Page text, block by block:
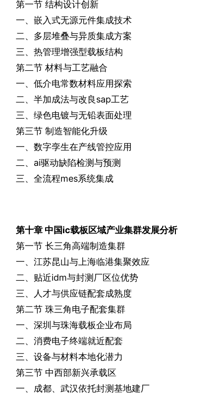
第一节 结构设计创新
一、嵌入式无源元件集成技术
二、多层堆叠与异质集成方案
三、热管理增强型载板结构
第二节 材料与工艺融合
一、低介电常数材料应用探索
二、半加成法与改良sap工艺
三、绿色电镀与无铅表面处理
第三节 制造智能化升级
一、数字孪生在产线管控应用
二、 ai驱动缺陷检测与预测
三、全流程mes系统集成
第十章 中国ic载板区域产业集群发展分析
第一节 长三角高端制造集群
一、江苏昆山与上海临港集聚效应
二、贴近idm与封测厂区位优势
三、人才与供应链配套成熟度
第二节 珠三角电子配套集群
一、深圳与珠海载板企业布局
二、消费电子终端就近配套
三、设备与材料本地化潜力
第三节 中西部新兴承载区
一、成都、武汉依托封测基地建厂